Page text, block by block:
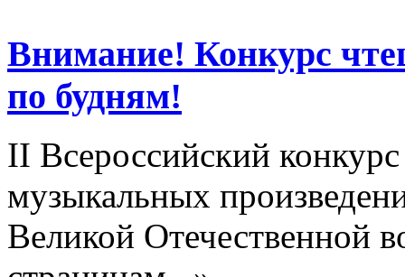
Внимание! Конкурс
по будням!
II Всероссийский
музыкальных
Великой Отечественной